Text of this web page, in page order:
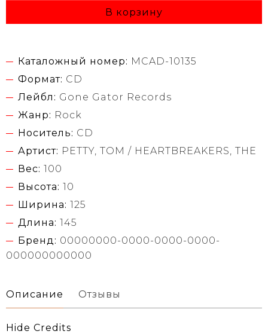
В корзину
Каталожный номер: MCAD-10135
Формат: CD
Лейбл: Gone Gator Records
Жанр: Rock
Носитель: CD
Артист: PETTY, TOM / HEARTBREAKERS, THE
Вес: 100
Высота: 10
Ширина: 125
Длина: 145
Бренд: 00000000-0000-0000-0000-
000000000000
Описание Отзывы
Hide Credits